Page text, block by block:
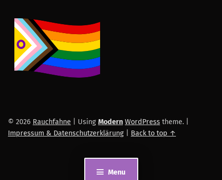
Menu
© 2026 Rauchfahne Using Modern WordPress theme.
Impressum & Datenschutzerklärung
Back to top ↑